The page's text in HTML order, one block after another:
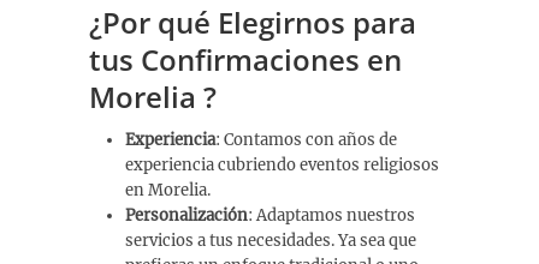
¿Por qué Elegirnos para
tus Confirmaciones en
Morelia ?
Experiencia: Contamos con años de
experiencia cubriendo eventos religiosos
en Morelia.
Personalización: Adaptamos nuestros
servicios a tus necesidades. Ya sea que